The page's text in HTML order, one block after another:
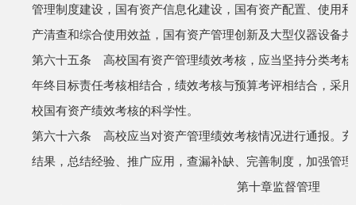
管理制度建设，国有资产信息化建设，国有资产配置、使用
产清查和综合使用效益，国有资产管理创新及大型仪器设备
第六十五条 高校国有资产管理绩效考核，应当坚持分类考
年终目标责任考核相结合，绩效考核与预算考评相结合，采
校国有资产绩效考核的科学性。
第六十六条 高校应当对资产管理绩效考核情况进行通报。
结果，总结经验、推广应用，查漏补缺、完善制度，加强管
第十章监督管理